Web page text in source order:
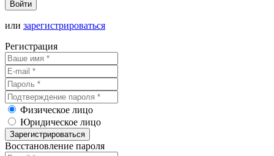
Войти
или зарегистрироваться
Регистрация
Физическое лицо
Юридическое лицо
Зарегистрироваться
Восстановление пароля